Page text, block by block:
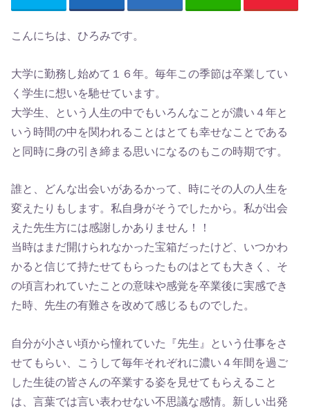
こんにちは、ひろみです。
大学に勤務し始めて１６年。毎年この季節は卒業してい
く学生に想いを馳せています。
大学生、という人生の中でもいろんなことが濃い４年と
いう時間の中を関われることはとても幸せなことである
と同時に身の引き締まる思いになるのもこの時期です。
誰と、どんな出会いがあるかって、時にその人の人生を
変えたりもします。私自身がそうでしたから。私が出会
えた先生方には感謝しかありません！！
当時はまだ開けられなかった宝箱だったけど、いつかわ
かると信じて持たせてもらったものはとても大きく、そ
の頃言われていたことの意味や感覚を卒業後に実感でき
た時、先生の有難さを改めて感じるものでした。
自分が小さい頃から憧れていた『先生』という仕事をさ
せてもらい、こうして毎年それぞれに濃い４年間を過ご
した生徒の皆さんの卒業する姿を見せてもらえること
は、言葉では言い表わせない不思議な感情。新しい出発